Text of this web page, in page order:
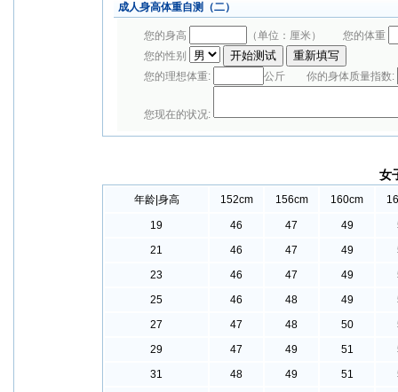
成人身高体重自测（二）
您的身高
（单位：厘米） 您的体重
您的性别
您的理想体重:
公斤 你的身体质量指数:
您现在的状况:
女
年龄|身高 152cm 156cm 160cm
19 46 47 49
21
46 47 49
23
46 47 49
25
46 48 49
27
47 48 50
29
47 49 51
31
48 49 51